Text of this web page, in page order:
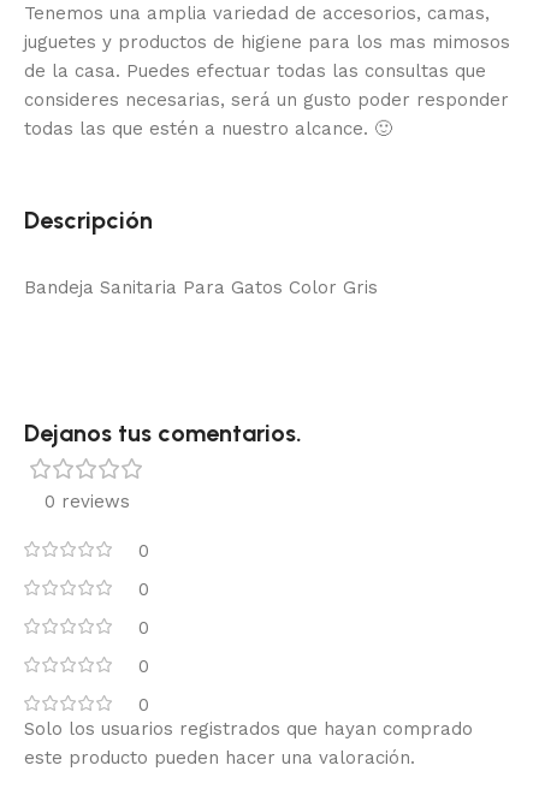
Tenemos una amplia variedad de accesorios, camas,
juguetes y productos de higiene para los mas mimosos
de la casa. Puedes efectuar todas las consultas que
consideres necesarias, será un gusto poder responder
todas las que estén a nuestro alcance. 🙂
Descripción
Bandeja Sanitaria Para Gatos Color Gris
Dejanos tus comentarios.
0 reviews
0
0
0
0
0
Solo los usuarios registrados que hayan comprado
este producto pueden hacer una valoración.